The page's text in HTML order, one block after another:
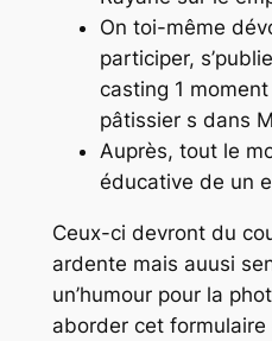
On toi-même
participer,
casting 1
pâtissier s dans
Auprès, tout le
éducative de un
Ceux-ci devront du
ardente mais auusi
un’humour pour la
aborder cet formulaire